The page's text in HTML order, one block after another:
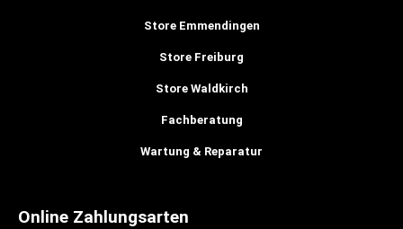
Store Emmendingen
Store Freiburg
Store Waldkirch
Fachberatung
Wartung & Reparatur
Online Zahlungsarten